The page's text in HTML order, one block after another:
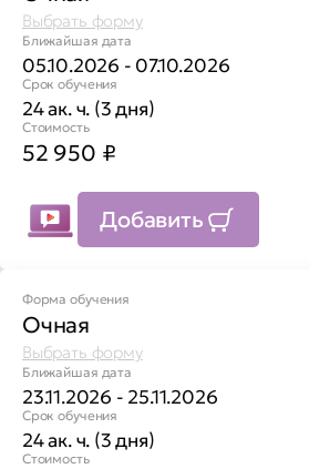
Выбрать форму
Ближайшая дата
05.10.2026 - 07.10.2026
Срок обучения
24 ак. ч. (3 дня)
Стоимость
52 950 ₽
Добавить
Форма обучения
Очная
Выбрать форму
Ближайшая дата
23.11.2026 - 25.11.2026
Срок обучения
24 ак. ч. (3 дня)
Стоимость